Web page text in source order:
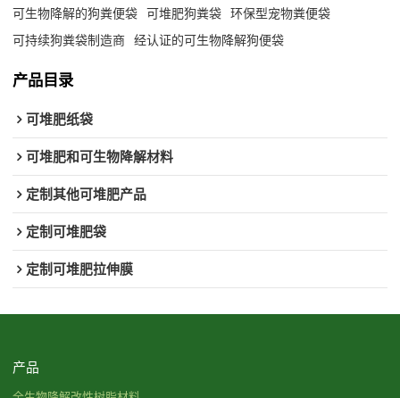
可生物降解的狗粪便袋 可堆肥狗粪袋 环保型宠物粪便袋
可持续狗粪袋制造商 经认证的可生物降解狗便袋
产品目录
可堆肥纸袋
可堆肥和可生物降解材料
定制其他可堆肥产品
定制可堆肥袋
定制可堆肥拉伸膜
产品